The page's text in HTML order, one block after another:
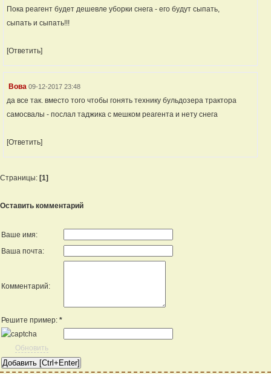
Пока реагент будет дешевле уборки снега - его будут сыпать,
сыпать и сыпать!!!
[Ответить]
Вова 09-12-2017 23:48
да все так. вместо того чтобы гонять технику бульдозера трактора
самосвалы - послал таджика с мешком реагента и нету снега
[Ответить]
Страницы: [1]
Оставить комментарий
Ваше имя:
Ваша почта:
Комментарий:
Решите пример: *
Обновить